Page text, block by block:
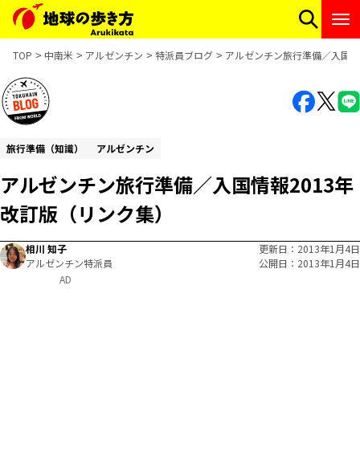
TOP 中南米 アルゼンチン 特派員ブログ アルゼンチン旅行準備／入国
旅行準備（知識） アルゼンチン
アルゼンチン旅行準備／入国情報2013年
改訂版（リンク集）
相川 知子
アルゼンチン特派員
更新日
2013年1月4日
公開日
2013年1月4日
AD